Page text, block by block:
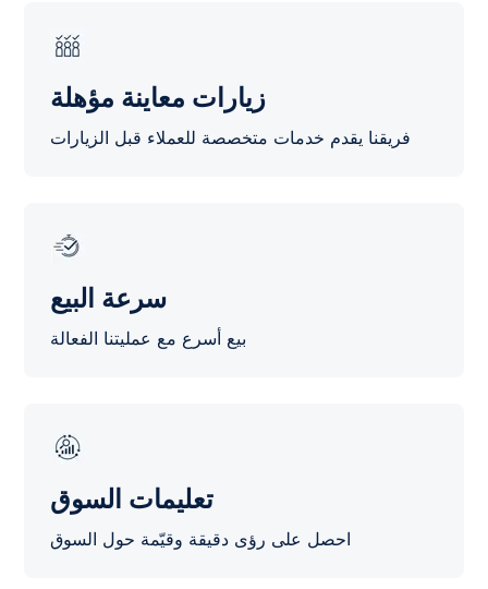
زيارات معاينة مؤهلة
فريقنا يقدم خدمات متخصصة للعملاء قبل الزيارات
سرعة البيع
بيع أسرع مع عمليتنا الفعالة
تعليمات السوق
احصل على رؤى دقيقة وقيّمة حول السوق